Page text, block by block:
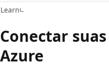
Learn
Conectar
Azure